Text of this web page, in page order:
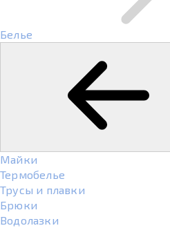
Белье
Майки
Термобелье
Трусы и плавки
Брюки
Водолазки